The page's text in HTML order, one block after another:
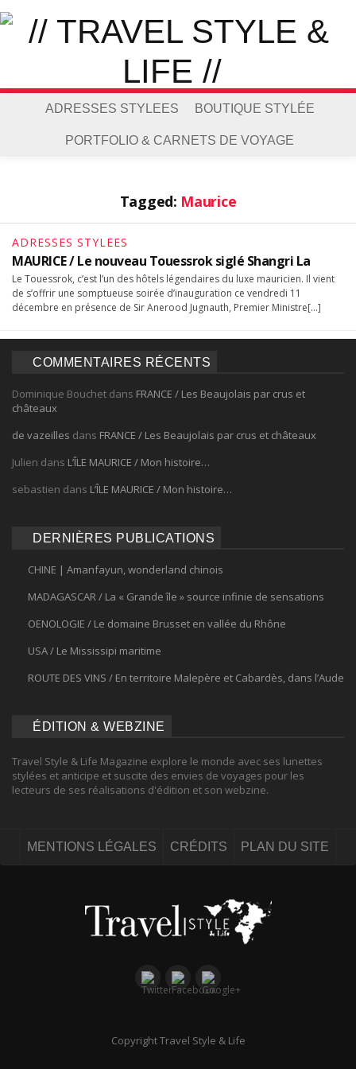
ADRESSES STYLEES BOUTIQUE STYLÉE
PORTFOLIO & CARNETS DE VOYAGE
Tagged: Maurice
ADRESSES STYLEES
MAURICE / Le nouveau Touessrok siglé Shangri La
Le Touessrok, c’est l’un des hôtels légendaires du luxe mauricien. Il vient
de s’offrir une somptueuse soirée d’inauguration ce vendredi 11
décembre en présence de Sir Anerood Jugnauth, Premier Ministre[…]
COMMENTAIRES RÉCENTS
Dominique Bouchet dans FRANCE / Les Beaujolais par crus et
châteaux
de vazeilles dans FRANCE / Les Beaujolais par crus et châteaux
Julien dans L’ÎLE MAURICE / Mon histoire…
sebastien dans L’ÎLE MAURICE / Mon histoire…
DERNIÈRES PUBLICATIONS
CHINE | Amanfayun, wonderland chinois
MADAGASCAR / La « Grande île » source infinie de sensations
OENOLOGIE / Le domaine Brusset en vallée du Rhône
USA / Le Mississipi maritime
ROUTE DES VINS / En territoire Malepère et Cabardès, dans l’Aude
ÉDITION & WEBZINE
Travel Style & Life Magazine explore le monde avec ses lunettes
stylées et anticipe et suscite des envies de voyages pour les
lecteurs de ses réalisations d'édition et son webzine.
MENTIONS LÉGALES CRÉDITS PLAN DU SITE
Copyright Travel Style & Life